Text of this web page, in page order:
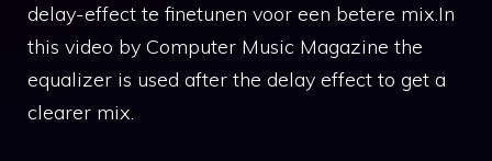
delay-effect te finetunen voor een betere mix.In
this video by Computer Music Magazine the
equalizer is used after the delay effect to get a
clearer mix.